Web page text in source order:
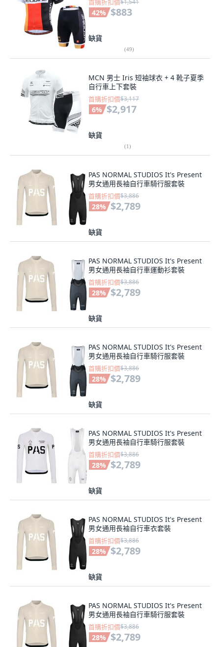
首購折扣價$1,541
42% $883
缺貨
(49)
MCN 男士 Iris 短袖球衣 + 4 靴子夏季
自行車上下套裝
首購折扣價$3,117
6% $2,917
缺貨
(1)
PAS NORMAL STUDIOS It's Present
男女通用長袖自行車騎行服套裝
首購折扣價$3,886
28% $2,789
缺貨
PAS NORMAL STUDIOS It's Present
男女通用長袖自行車運動衫套裝
首購折扣價$3,886
28% $2,789
缺貨
PAS NORMAL STUDIOS It's Present
男女通用長袖自行車騎行服套裝
首購折扣價$3,886
28% $2,789
缺貨
PAS NORMAL STUDIOS It's Present
男女通用長袖自行車騎行服套裝
首購折扣價$3,886
28% $2,789
缺貨
PAS NORMAL STUDIOS It's Present
男女通用長袖自行車衣套裝
首購折扣價$3,886
28% $2,789
缺貨
PAS NORMAL STUDIOS It's Present
男女通用長袖自行車騎行服套裝
首購折扣價$3,886
28% $2,789